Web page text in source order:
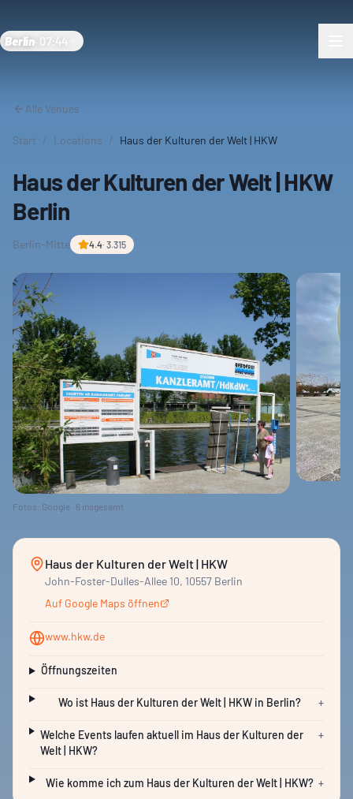
Berlin 07:44
Alle Venues
Start / Locations / Haus der Kulturen der Welt | HKW
Haus der Kulturen der Welt | HKW
Berlin
Berlin-Mitte 4.4· 3.315
Fotos: Google · 6 insgesamt
Haus der Kulturen der Welt | HKW
John-Foster-Dulles-Allee 10, 10557 Berlin
Auf Google Maps öffnen
www.hkw.de
Öffnungszeiten
Wo ist Haus der Kulturen der Welt | HKW in Berlin? +
Welche Events laufen aktuell im Haus der Kulturen der
Welt | HKW?
+
Wie komme ich zum Haus der Kulturen der Welt | HKW? +